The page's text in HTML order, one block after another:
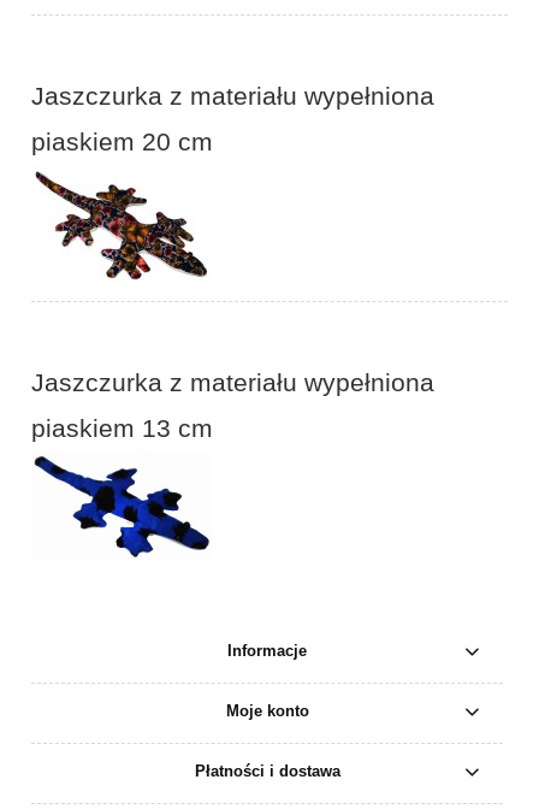
Jaszczurka z materiału wypełniona
piaskiem 20 cm
Jaszczurka z materiału wypełniona
piaskiem 13 cm
Informacje
Moje konto
Płatności i dostawa